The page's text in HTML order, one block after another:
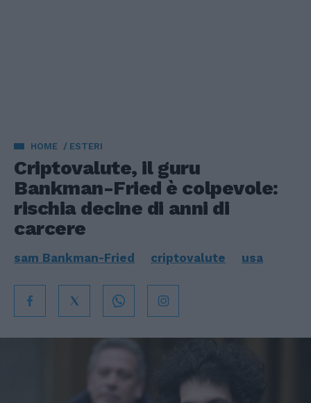
HOME ESTERI
Criptovalute, il guru
Bankman-Fried è colpevole:
rischia decine di anni di
carcere
sam Bankman-Fried criptovalute usa